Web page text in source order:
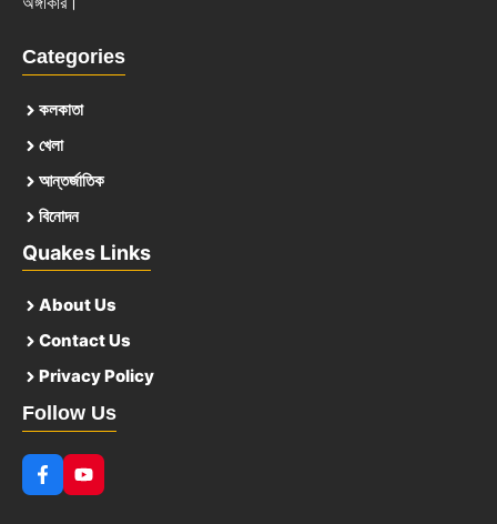
Categories
কলকাতা
খেলা
আন্তর্জাতিক
বিনোদন
Quakes Links
About Us
Contact Us
Privacy Policy
Follow Us